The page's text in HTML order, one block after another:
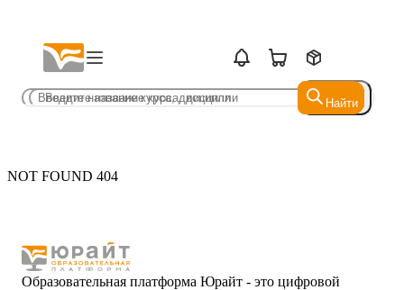
Найти
Найти
NOT FOUND 404
Образовательная платформа Юрайт - это цифровой